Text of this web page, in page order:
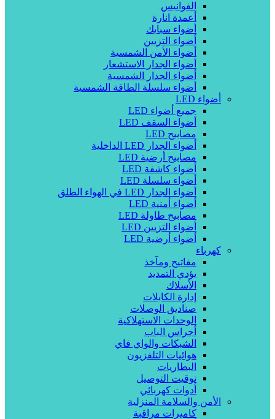
الفوانيس
أعمدة انارة
أضواء سبايك
أضواء التزيين
أضواء الأمن الشمسية
أضواء الجدار الاستشعار
أضواء الجدار الشمسية
أضواء سلسلة الطاقة الشمسية
أضواء LED
جميع أضواء LED
أضواء السقف LED
مصابيح LED
أضواء الجدار LED الداخلية
مصابيح أرضية LED
أضواء كاشفة LED
أضواء سلسلة LED
أضواء الجدار LED في الهواء الطلق
أضواء أمنية LED
مصابيح طاولة LED
أضواء التزيين LED
أضواء أرضية LED
كهرباء
مفاتيح ومآخذ
يؤدي التمديد
الأسلاك
إدارة الكابلات
صناديق الوصلات
الوحدات الاستهلاكية
أجراس الباب
الشبكات والواي فاي
هوائيات التلفزيون
البطاريات
توقيت التوصيل
أدوات كهربائي
الأمن والسلامة المنزلية
كاميرات مراقبة